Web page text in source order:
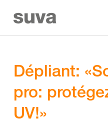
Dépliant:
pro:
UV!»